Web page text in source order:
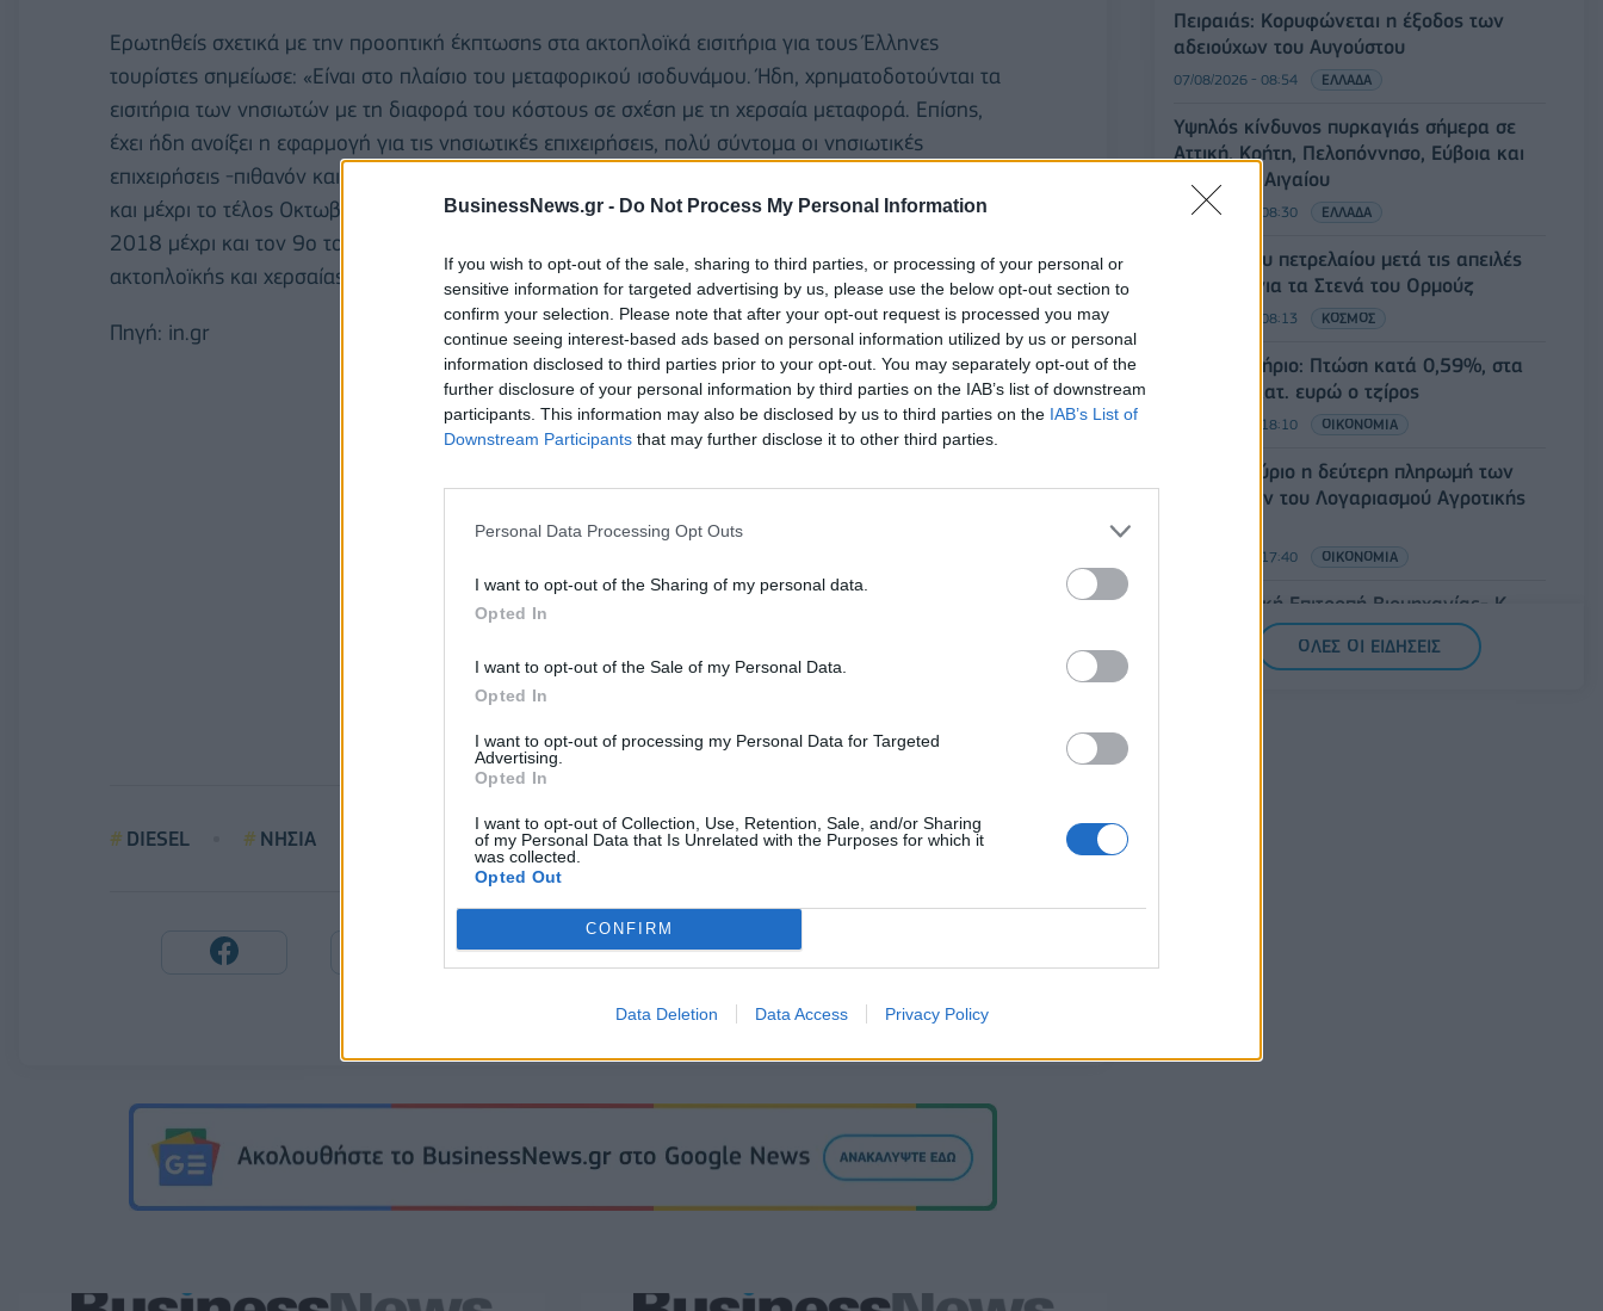
BusinessNews.gr - Do Not Process My Personal Information
If you wish to opt-out of the sale, sharing to third parties, or processing of your personal or
sensitive information for targeted advertising by us, please use the below opt-out section to
confirm your selection. Please note that after your opt-out request is processed you may
continue seeing interest-based ads based on personal information utilized by us or personal
information disclosed to third parties prior to your opt-out. You may separately opt-out of the
further disclosure of your personal information by third parties on the IAB’s list of downstream
participants. This information may also be disclosed by us to third parties on the IAB’s List of
Downstream Participants that may further disclose it to other third parties.
Personal Data Processing Opt Outs
I want to opt-out of the Sharing of my personal data.
Opted In
I want to opt-out of the Sale of my Personal Data.
Opted In
I want to opt-out of processing my Personal Data for Targeted
Advertising.
Opted In
I want to opt-out of Collection, Use, Retention, Sale, and/or Sharing
of my Personal Data that Is Unrelated with the Purposes for which it
was collected.
Opted Out
CONFIRM
Data Deletion Data Access Privacy Policy
Ερωτηθείς σχετικά με την προοπτική έκπτωσης στα ακτοπλοϊκά εισιτήρια για τους Έλληνες
τουρίστες σημείωσε: «Είναι στο πλαίσιο του μεταφορικού ισοδυνάμου. Ήδη, χρηματοδοτούνται τα
εισιτήρια των νησιωτών με τη διαφορά του κόστους σε σχέση με τη χερσαία μεταφορά. Επίσης,
έχει ήδη ανοίξει η εφαρμογή για τις νησιωτικές επιχειρήσεις, πολύ σύντομα οι νησιωτικές
επιχειρήσεις -πιθανόν και την επόμενη εβδομάδα- θα ξεκινούν να περνάνε τα παραστατικά τους
και μέχρι το τέλος Οκτωβρίου θα πληρωθούν για το πρώτο τρίμηνο που είναι από τον 7ο του
2018 μέχρι και τον 9ο του 2018, τη διαφορά κόστους μεταφοράς των προϊόντων τους μεταξύ
ακτοπλοϊκής και χερσαίας μεταφοράς».
Πηγή: in.gr
DIESEL ΝΗΣΙΑ ΣΑΝΤΟΡΙΝΙΟΣ ΕΠΙΔΟΤΗΣΗ ΑΜΟΛΥΒΔΗ
Πειραιάς: Κορυφώνεται η έξοδος των
αδειούχων του Αυγούστου
07/08/2026 - 08:54 ΕΛΛΑΔΑ
Υψηλός κίνδυνος πυρκαγιάς σήμερα σε
Αττική, Κρήτη, Πελοπόννησο, Εύβοια και
νησιά του Αιγαίου
07/08/2026 - 08:30 ΕΛΛΑΔΑ
Άνοδος του πετρελαίου μετά τις απειλές
του Ιράν για τα Στενά του Ορμούζ
07/08/2026 - 08:13 ΚΟΣΜΟΣ
Χρηματιστήριο: Πτώση κατά 0,59%, στα
320,42 εκατ. ευρώ ο τζίρος
06/08/2026 - 18:10 ΟΙΚΟΝΟΜΙΑ
ΟΠΕΚΑ: Αύριο η δεύτερη πληρωμή των
δικαιούχων του Λογαριασμού Αγροτικής
06/08/2026 - 17:40 ΟΙΚΟΝΟΜΙΑ
Κυβερνητική Επιτροπή Βιομηχανίας- Κ.
Μητσοτάκης: Στρατηγική προτεραιότητα η
ενίσχυση της βιομηχανίας
ΟΛΕΣ ΟΙ ΕΙΔΗΣΕΙΣ